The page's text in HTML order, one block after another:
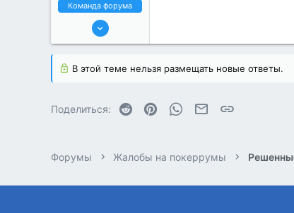
Команда форума
19 Июл 2022
В этой теме нельзя размещать новые ответы.
Поделиться: Reddit PinterestWhatsAppЭлектронная
Форумы Жалобы на покеррумы